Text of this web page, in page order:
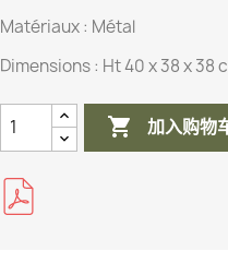
Matériaux : Métal
Dimensions : Ht 40 x 38 x 38
 加入购物